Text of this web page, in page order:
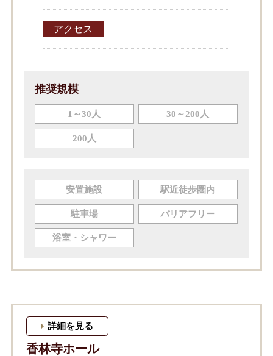
アクセス
推奨規模
1～30人 30～200人
200人
安置施設 駅近徒歩圏内
駐車場 バリアフリー
浴室・シャワー
香林寺ホール
詳細を見る